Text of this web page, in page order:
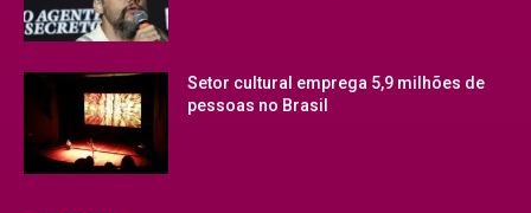
Setor cultural emprega 5,9 milhões de
pessoas no Brasil